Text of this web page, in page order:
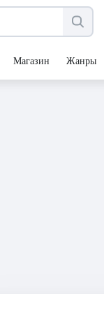
Магазин Жанры